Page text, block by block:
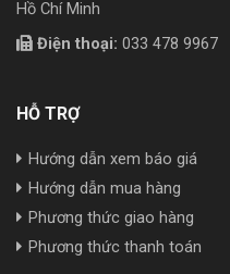
Hồ Chí Minh
Điện thoại: 033 478 9967
HỖ TRỢ
Hướng dẫn xem báo giá
Hướng dẫn mua hàng
Phương thức giao hàng
Phương thức thanh toán